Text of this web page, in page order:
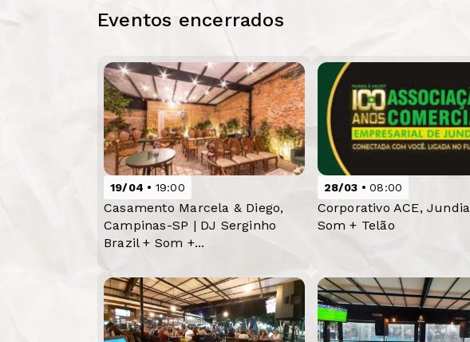
Eventos encerrados
19/04 19:00
Casamento Marcela & Diego,
Campinas-SP | DJ Serginho
Brazil + Som +...
28/03 08:00
Corporativo ACE,
Som + Telão